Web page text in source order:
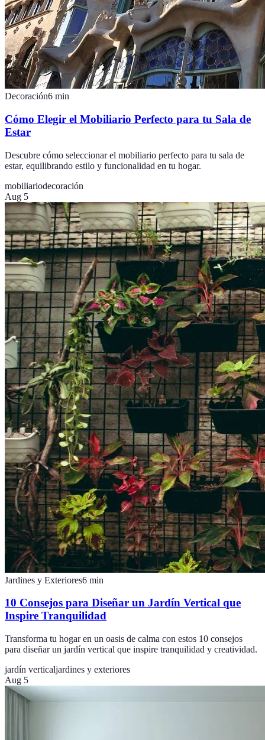
Decoración6 min
Cómo Elegir el Mobiliario Perfecto para tu Sala de
Estar
Descubre cómo seleccionar el mobiliario perfecto para tu sala de
estar, equilibrando estilo y funcionalidad en tu hogar.
mobiliariodecoración
Aug 5
Jardines y Exteriores6 min
10 Consejos para Diseñar un Jardín Vertical que
Inspire Tranquilidad
Transforma tu hogar en un oasis de calma con estos 10 consejos
para diseñar un jardín vertical que inspire tranquilidad y creatividad.
jardín verticaljardines y exteriores
Aug 5